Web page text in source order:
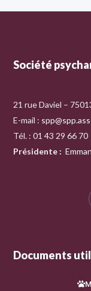
Société
21 rue Daviel –
E-mail :
Tél. : 01 43 29 66 70
Présidente :
Documents